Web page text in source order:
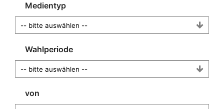
Medientyp
Wahlperiode
von